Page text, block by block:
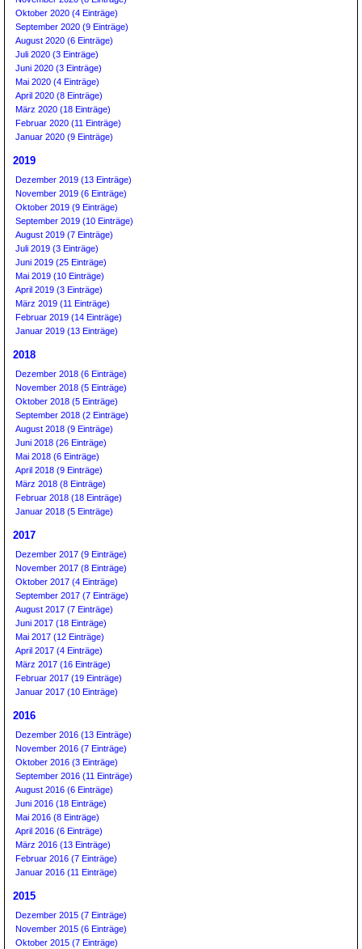
Oktober 2020 (4 Einträge)
September 2020 (9 Einträge)
August 2020 (6 Einträge)
Juli 2020 (3 Einträge)
Juni 2020 (3 Einträge)
Mai 2020 (4 Einträge)
April 2020 (8 Einträge)
März 2020 (18 Einträge)
Februar 2020 (11 Einträge)
Januar 2020 (9 Einträge)
2019
Dezember 2019 (13 Einträge)
November 2019 (6 Einträge)
Oktober 2019 (9 Einträge)
September 2019 (10 Einträge)
August 2019 (7 Einträge)
Juli 2019 (3 Einträge)
Juni 2019 (25 Einträge)
Mai 2019 (10 Einträge)
April 2019 (3 Einträge)
März 2019 (11 Einträge)
Februar 2019 (14 Einträge)
Januar 2019 (13 Einträge)
2018
Dezember 2018 (6 Einträge)
November 2018 (5 Einträge)
Oktober 2018 (5 Einträge)
September 2018 (2 Einträge)
August 2018 (9 Einträge)
Juni 2018 (26 Einträge)
Mai 2018 (6 Einträge)
April 2018 (9 Einträge)
März 2018 (8 Einträge)
Februar 2018 (18 Einträge)
Januar 2018 (5 Einträge)
2017
Dezember 2017 (9 Einträge)
November 2017 (8 Einträge)
Oktober 2017 (4 Einträge)
September 2017 (7 Einträge)
August 2017 (7 Einträge)
Juni 2017 (18 Einträge)
Mai 2017 (12 Einträge)
April 2017 (4 Einträge)
März 2017 (16 Einträge)
Februar 2017 (19 Einträge)
Januar 2017 (10 Einträge)
2016
Dezember 2016 (13 Einträge)
November 2016 (7 Einträge)
Oktober 2016 (3 Einträge)
September 2016 (11 Einträge)
August 2016 (6 Einträge)
Juni 2016 (18 Einträge)
Mai 2016 (8 Einträge)
April 2016 (6 Einträge)
März 2016 (13 Einträge)
Februar 2016 (7 Einträge)
Januar 2016 (11 Einträge)
2015
Dezember 2015 (7 Einträge)
November 2015 (6 Einträge)
Oktober 2015 (7 Einträge)